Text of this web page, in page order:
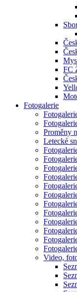
FC
Fotogalerie
Proměny
Letecké
Video,